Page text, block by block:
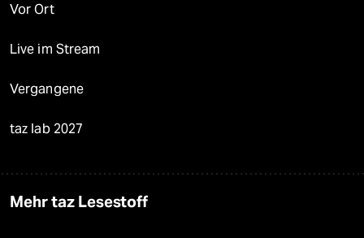
Vor Ort
Live im Stream
Vergangene
taz lab 2027
Mehr taz Lesestoff